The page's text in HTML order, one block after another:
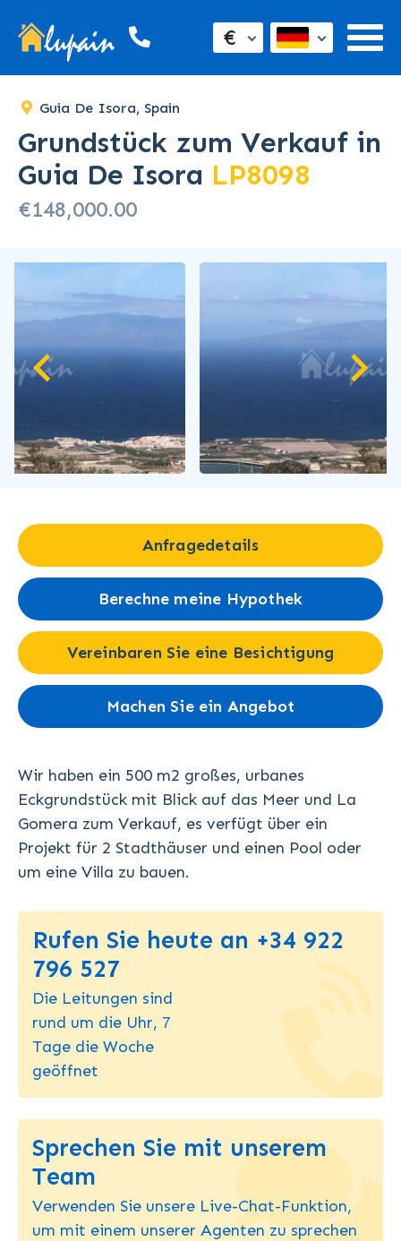
€
Guia De Isora, Spain
Grundstück zum Verkauf in
Guia De Isora LP8098
€148,000.00
Anfragedetails
Berechne meine Hypothek
Vereinbaren Sie eine Besichtigung
Machen Sie ein Angebot
Wir haben ein 500 m2 großes, urbanes
Eckgrundstück mit Blick auf das Meer und La
Gomera zum Verkauf, es verfügt über ein
Projekt für 2 Stadthäuser und einen Pool oder
um eine Villa zu bauen.
Rufen Sie heute an +34 922
796 527
Die Leitungen sind
rund um die Uhr, 7
Tage die Woche
geöffnet
Sprechen Sie mit unserem
Team
Verwenden Sie unsere Live-Chat-Funktion,
um mit einem unserer Agenten zu sprechen